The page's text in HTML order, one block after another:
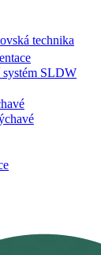
technika
SLDW